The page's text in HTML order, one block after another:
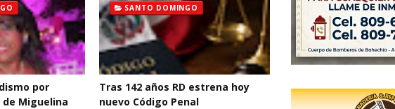
por
Miguelina
SANTO DOMINGO
Tras 142 años RD estrena hoy
nuevo Código Penal